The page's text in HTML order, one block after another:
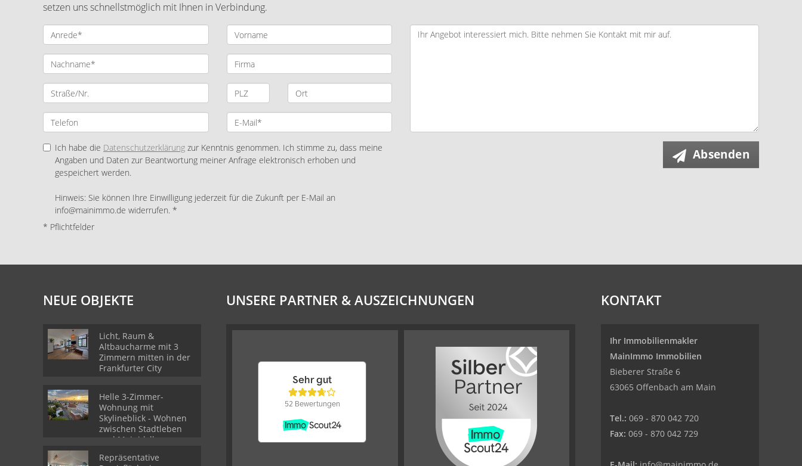
setzen uns schnellstmöglich mit Ihnen in Verbindung.
Ich habe die Datenschutzerklärung zur Kenntnis genommen. Ich stimme zu, dass meine
Angaben und Daten zur Beantwortung meiner Anfrage elektronisch erhoben und
gespeichert werden.
Hinweis: Sie können Ihre Einwilligung jederzeit für die Zukunft per E-Mail an
info@mainimmo.de widerrufen. *
* Pflichtfelder
Absenden
NEUE OBJEKTE
Licht, Raum &
Altbaucharme mit 3
Zimmern mitten in der
Frankfurter City
Helle 3-Zimmer-
Wohnung mit
Skylineblick - Wohnen
zwischen Stadtleben
und Mainidylle
Repräsentative
UNSERE PARTNER & AUSZEICHNUNGEN KONTAKT
Ihr Immobilienmakler
MainImmo Immobilien
Bieberer Straße 6
63065 Offenbach am Main
Tel.: 069 - 870 042 720
Fax: 069 - 870 042 729